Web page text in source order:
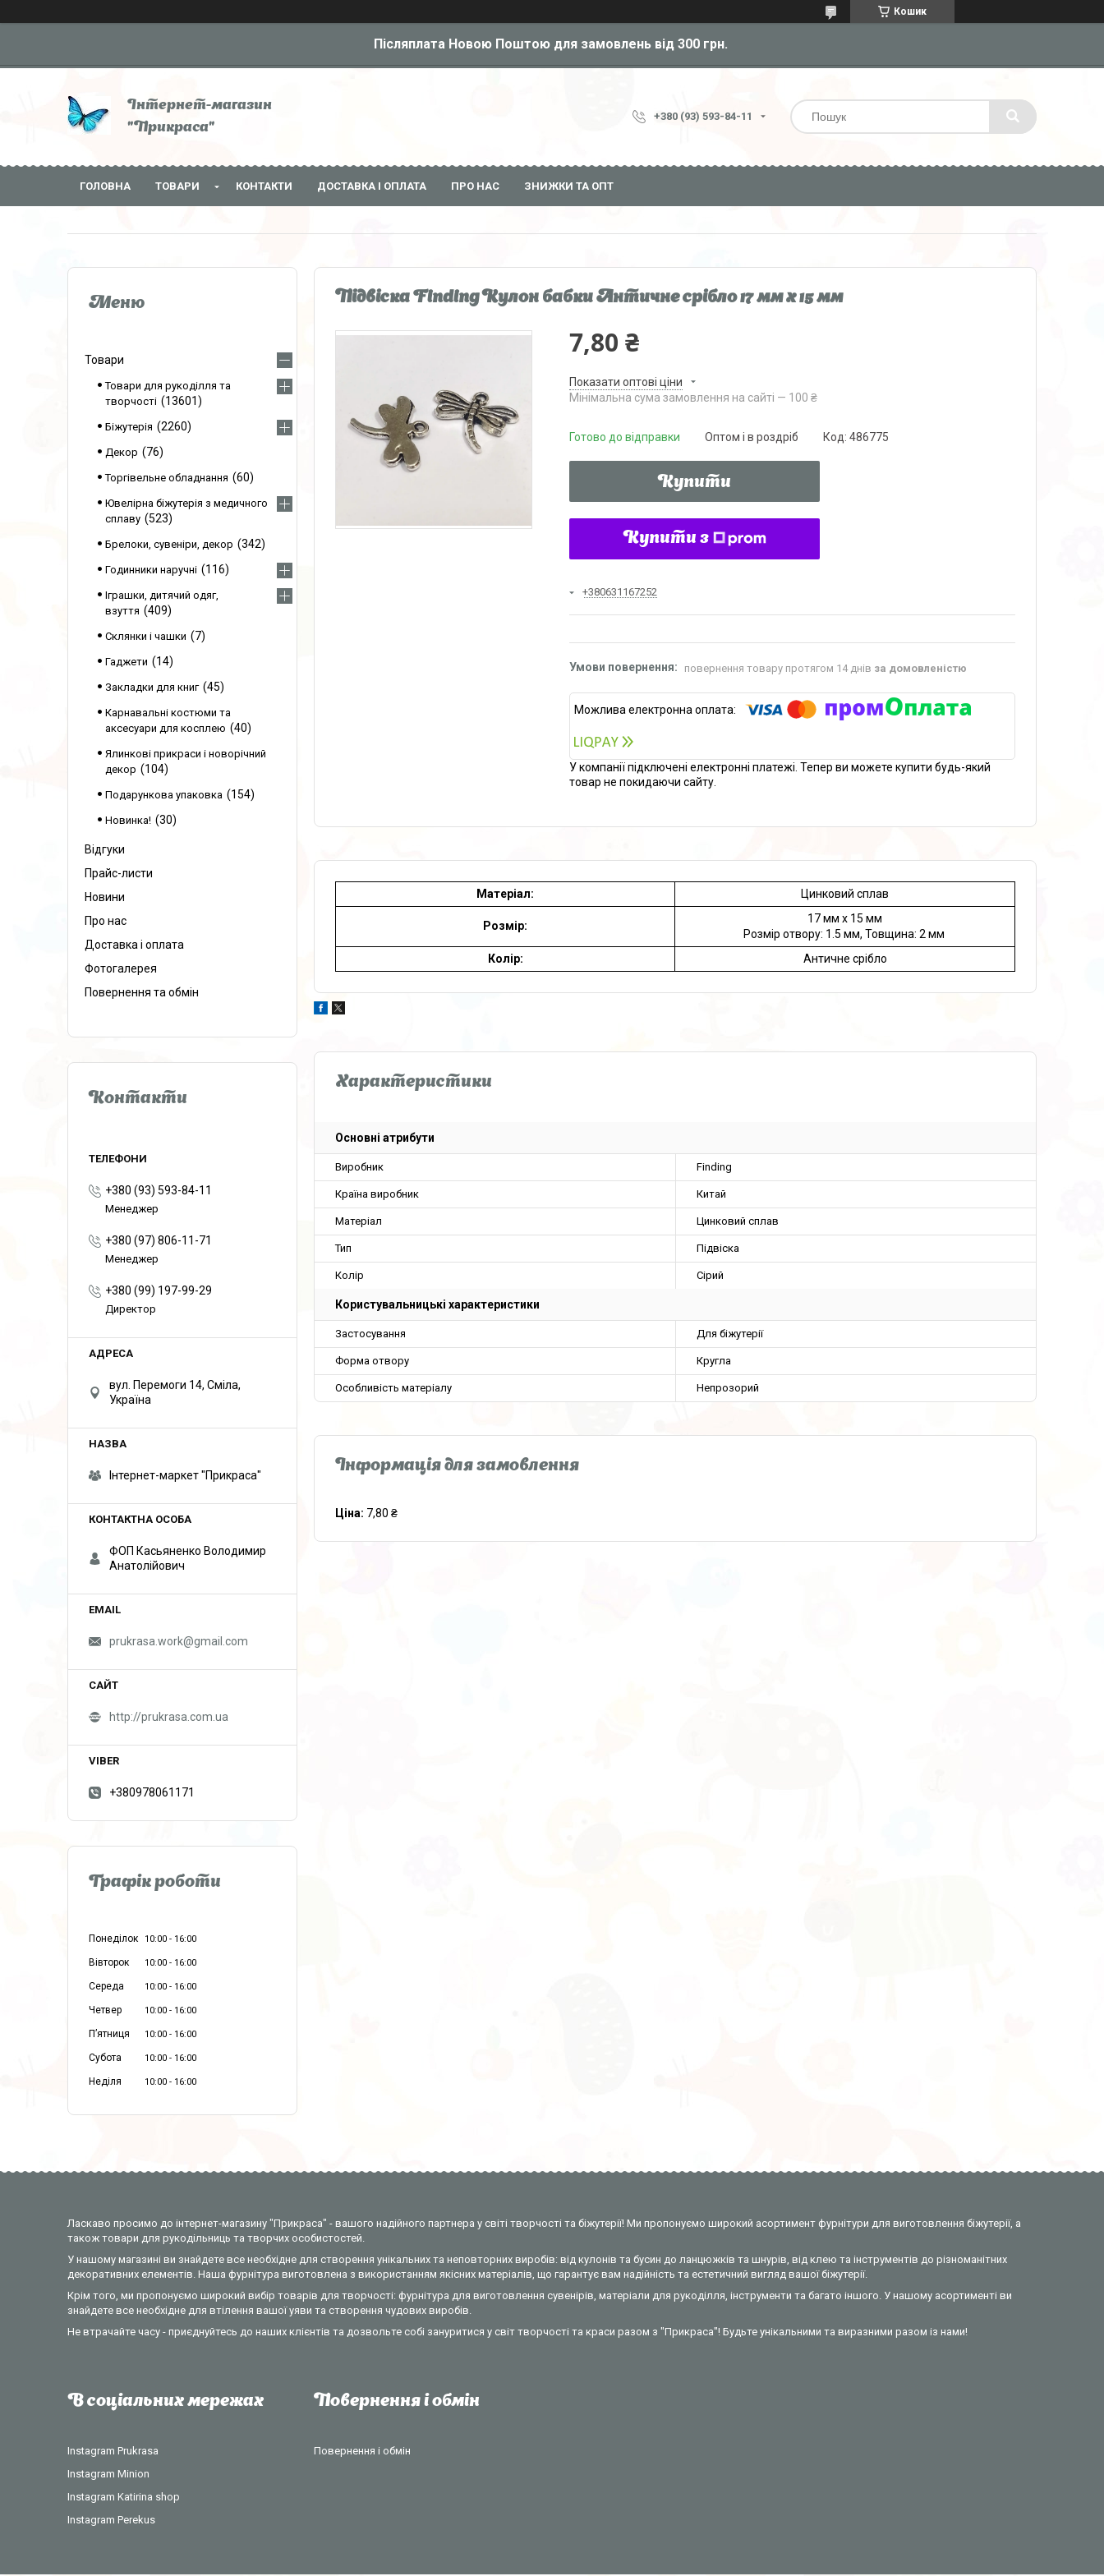
Кошик
Післяплата Новою Поштою для замовлень від 300 грн.
Інтернет-магазин
"Прикраса"
+380 (93) 593-84-11
ГОЛОВНА ТОВАРИ КОНТАКТИ ДОСТАВКА І ОПЛАТА ПРО НАС ЗНИЖКИ ТА ОПТ
Підвіска Finding Кулон бабки Античне срібло 17 мм x 15 мм
7,80 ₴
Показати оптові ціни
Мінімальна сума замовлення на сайті — 100 ₴
Готово до відправки Оптом і в роздріб Код: 486775
Купити
Купити з
+380631167252
повернення товару протягом 14 днів за домовленістю
У компанії підключені електронні платежі. Тепер ви можете купити будь-який
товар не покидаючи сайту.
Матеріал: Цинковий сплав
Розмір:
17 мм x 15 мм
Розмір отвору: 1.5 мм, Товщина: 2 мм
Колір:
Античне срібло
Характеристики
Основні атрибути
Виробник Finding
Країна виробник Китай
Матеріал Цинковий сплав
Тип Підвіска
Колір Сірий
Користувальницькі характеристики
Застосування Для біжутерії
Форма отвору Кругла
Особливість матеріалу Непрозорий
Інформація для замовлення
Ціна: 7,80 ₴
Товари
Товари для рукоділля та
творчості
13601
Біжутерія 2260
Декор 76
Торгівельне обладнання 60
Ювелірна біжутерія з медичного
сплаву
523
Брелоки, сувеніри, декор 342
Годинники наручні 116
Іграшки, дитячий одяг,
взуття
409
Склянки і чашки 7
Гаджети 14
Закладки для книг 45
Карнавальні костюми та
аксесуари для косплею
40
Ялинкові прикраси і новорічний
декор
104
Подарункова упаковка 154
Новинка! 30
Відгуки
Прайс-листи
Новини
Про нас
Доставка і оплата
Фотогалерея
Повернення та обмін
Контакти
+380 (93) 593-84-11
Менеджер
+380 (97) 806-11-71
Менеджер
+380 (99) 197-99-29
Директор
вул. Перемоги 14, Сміла,
Україна
Інтернет-маркет "Прикраса"
ФОП Касьяненко Володимир
Анатолійович
prukrasa.work@gmail.com
http://prukrasa.com.ua
+380978061171
Графік роботи
Понеділок 10:00 16:00
Вівторок 10:00 16:00
Середа 10:00 16:00
Четвер 10:00 16:00
Пʼятниця 10:00 16:00
Субота 10:00 16:00
Неділя 10:00 16:00
Ласкаво просимо до інтернет-магазину "Прикраса" - вашого надійного партнера у світі творчості та біжутерії! Ми пропонуємо широкий асортимент фурнітури для виготовлення біжутерії, а
також товари для рукодільниць та творчих особистостей.
У нашому магазині ви знайдете все необхідне для створення унікальних та неповторних виробів: від кулонів та бусин до ланцюжків та шнурів, від клею та інструментів до різноманітних
декоративних елементів. Наша фурнітура виготовлена з використанням якісних матеріалів, що гарантує вам надійність та естетичний вигляд вашої біжутерії.
Крім того, ми пропонуємо широкий вибір товарів для творчості: фурнітура для виготовлення сувенірів, матеріали для рукоділля, інструменти та багато іншого. У нашому асортименті ви
знайдете все необхідне для втілення вашої уяви та створення чудових виробів.
Не втрачайте часу - приєднуйтесь до наших клієнтів та дозвольте собі зануритися у світ творчості та краси разом з "Прикраса"! Будьте унікальними та виразними разом із нами!
В соціальних мережах
Instagram Prukrasa
Instagram Minion
Instagram Katirina shop
Instagram Perekus
Повернення і обмін
Повернення і обмін